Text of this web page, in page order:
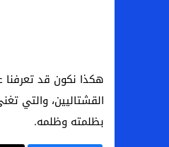
هكذا نكون قد تعرفنا
القشتاليين، والتي
بظلمته وظلمه.